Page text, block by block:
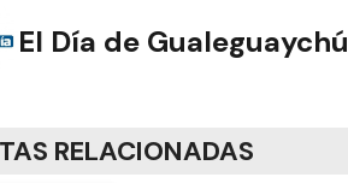
El Día de Gualeguaychú
RELACIONADAS